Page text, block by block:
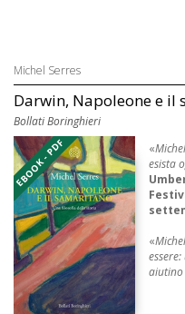
Michel Serres
Darwin, Napoleone e il
Bollati Boringhieri
EBOOK - PDF «
esista
«
aiutino